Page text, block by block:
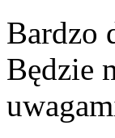
Bardzo
Będzie